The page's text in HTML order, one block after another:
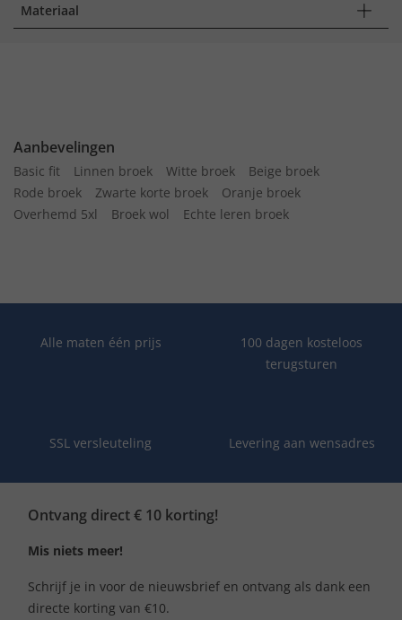
Materiaal
Aanbevelingen
Basic fit Linnen broek Witte broek
Beige broek
Rode broek
Zwarte korte broek
Oranje broek
Overhemd 5xl
Broek wol Echte leren broek
Alle maten één prijs
100 dagen kosteloos
terugsturen
SSL versleuteling Levering aan wensadres
Ontvang direct € 10 korting!
Mis niets meer!
Schrijf je in voor de nieuwsbrief en ontvang als dank een
directe korting van €10.